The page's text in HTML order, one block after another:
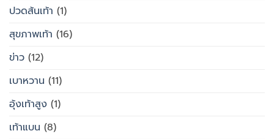
ปวดส้นเท้า (1)
สุขภาพเท้า (16)
ข่าว (12)
เบาหวาน (11)
อุ้งเท้าสูง (1)
เท้าแบน (8)